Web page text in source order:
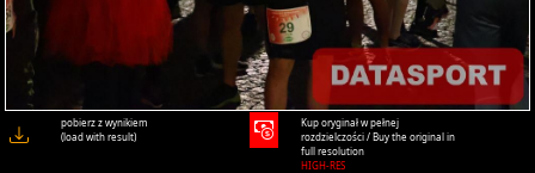
pobierz z wynikiem
(load with result)
Kup oryginał w pełnej
rozdzielczości / Buy the original in
full resolution
HIGH-RES